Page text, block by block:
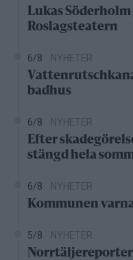
Lukas
Roslagsteatern
6/8 NYHETER
badhus
6/8 NYHETER
Efter
stängd hela
6/8 NYHETER
Kommunen
5/8 NYHETER